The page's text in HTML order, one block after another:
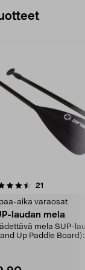
21
aika varaosat
laudan mela
mela SUP-
Up Paddle
4.5 viidestä